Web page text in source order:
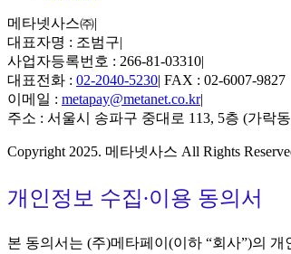
메타넷사스㈜|
대표자명 : 조범구|
사업자등록번호 : 266-81-03310|
대표전화 : 02-2040-5230| FAX : 02-6007-9827
이메일 : metapay@metanet.co.kr|
주소 : 서울시 송파구 중대로 113, 5층 (가락
Copyright 2025. 메타넷사스 All Rights
개인정보 수집∙이용 동의서
본 동의서는 (주)메타페이(이하 “회사”)의